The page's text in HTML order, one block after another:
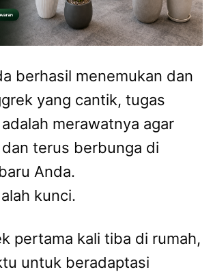
berhasil menemukan dan
yang cantik, tugas
merawatnya agar
terus berbunga di
Anda.
kunci.
pertama kali tiba di rumah,
untuk beradaptasi